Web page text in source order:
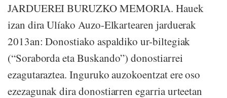
JARDUEREI BURUZKO MEMORIA. Hauek
izan dira Ulíako Auzo-Elkartearen jarduerak
2013an: Donostiako aspaldiko ur-biltegiak
(“Soraborda eta Buskando”) donostiarrei
ezagutaraztea. Inguruko auzokoentzat ere oso
ezezagunak dira donostiarren egarria urteetan